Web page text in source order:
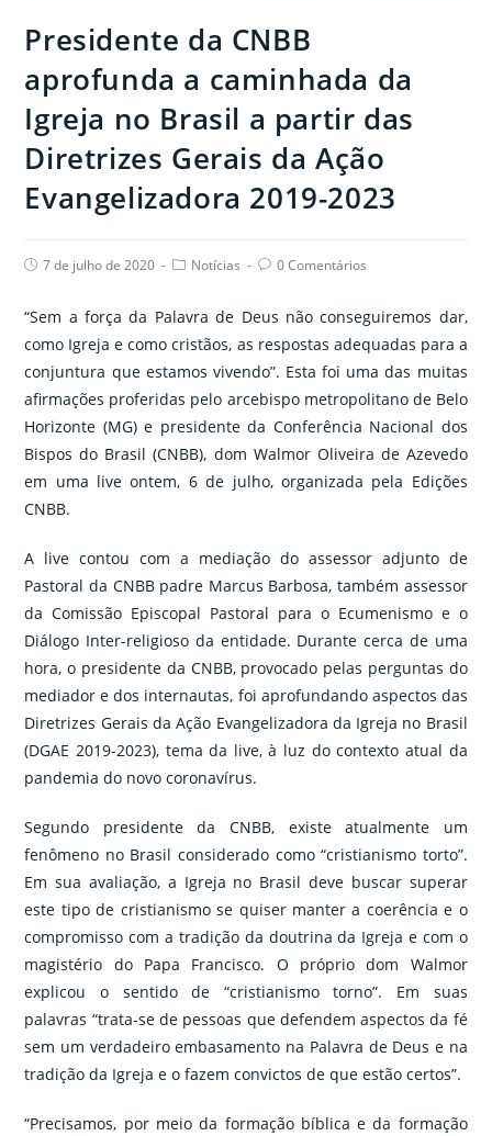
Presidente da CNBB
aprofunda a caminhada da
Igreja no Brasil a partir das
Diretrizes Gerais da Ação
Evangelizadora 2019-2023
Post7 de julho de 2020
PostNotícias
Post0 Comentários
“Sem a força da Palavra de Deus não conseguiremos dar,
como Igreja e como cristãos, as respostas adequadas para a
conjuntura que estamos vivendo”. Esta foi uma das muitas
afirmações proferidas pelo arcebispo metropolitano de Belo
Horizonte (MG) e presidente da Conferência Nacional dos
Bispos do Brasil (CNBB), dom Walmor Oliveira de Azevedo
em uma live ontem, 6 de julho, organizada pela Edições
CNBB.
A live contou com a mediação do assessor adjunto de
Pastoral da CNBB padre Marcus Barbosa, também assessor
da Comissão Episcopal Pastoral para o Ecumenismo e o
Diálogo Inter-religioso da entidade. Durante cerca de uma
hora, o presidente da CNBB, provocado pelas perguntas do
mediador e dos internautas, foi aprofundando aspectos das
Diretrizes Gerais da Ação Evangelizadora da Igreja no Brasil
(DGAE 2019-2023), tema da live, à luz do contexto atual da
pandemia do novo coronavírus.
Segundo presidente da CNBB, existe atualmente um
fenômeno no Brasil considerado como “cristianismo torto”.
Em sua avaliação, a Igreja no Brasil deve buscar superar
este tipo de cristianismo se quiser manter a coerência e o
compromisso com a tradição da doutrina da Igreja e com o
magistério do Papa Francisco. O próprio dom Walmor
explicou o sentido de “cristianismo torno”. Em suas
palavras “trata-se de pessoas que defendem aspectos da fé
sem um verdadeiro embasamento na Palavra de Deus e na
tradição da Igreja e o fazem convictos de que estão certos”.
“Precisamos, por meio da formação bíblica e da formação